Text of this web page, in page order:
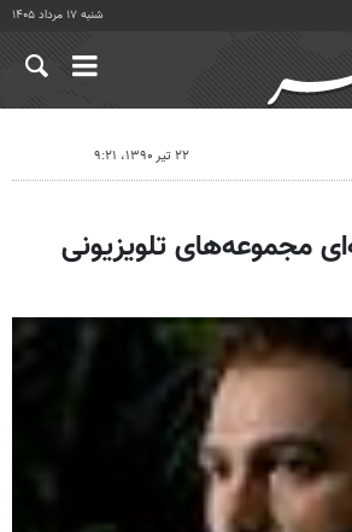
شنبه ۱۷ مرداد ۱۴۰۵
۲۲ تیر ۱۳۹۰، ۹:۲۱
دقیقه‌ای مجموعه‌های تلویزیونی